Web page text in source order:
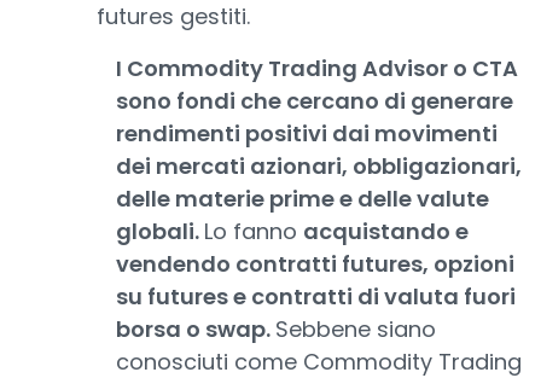
futures gestiti.
I Commodity Trading Advisor o CTA
sono fondi che cercano di generare
rendimenti positivi dai movimenti
dei mercati azionari, obbligazionari,
delle materie prime e delle valute
globali. Lo fanno acquistando e
vendendo contratti futures, opzioni
su futures e contratti di valuta fuori
borsa o swap. Sebbene siano
conosciuti come Commodity Trading